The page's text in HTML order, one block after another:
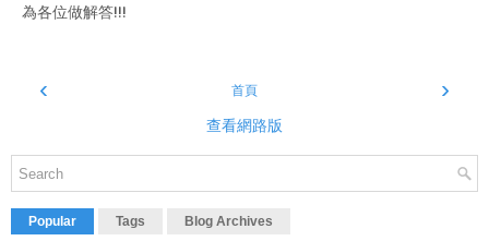
為各位做解答!!!
‹ ›
首頁
查看網路版
Popular Tags Blog Archives